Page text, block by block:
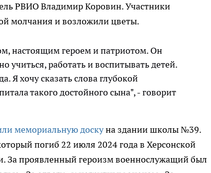
РВИО Владимир Коровин. Участники
молчания и возложили цветы.
настоящим героем и патриотом. Он
работать и воспитывать детей.
Я хочу сказать слова глубокой
такого достойного сына", - говорит
мемориальную доскуна здании школы №39.
погиб 22 июля 2024 года в Херсонской
За проявленный героизм военнослужащий был